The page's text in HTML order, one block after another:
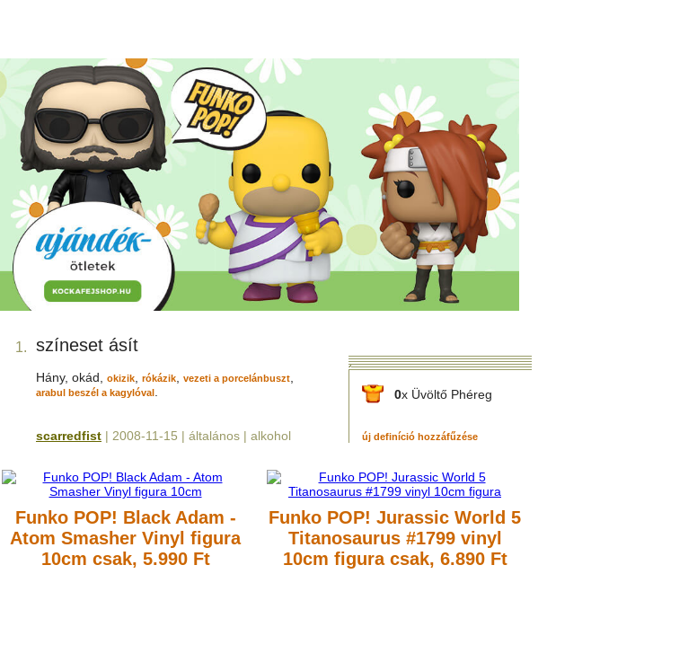
1. színeset ásít
Hány, okád, okizik rókázik vezeti a porcelánbuszt
arabul beszél a kagylóval 0x Üvöltő Phéreg
scarredfist | 2008-11-15 | általános | alkohol új definíció hozzáfűzése
Funko POP! Black Adam -
Atom Smasher Vinyl figura
10cm csak, 5.990 Ft
Funko POP! Jurassic World 5
Titanosaurus #1799 vinyl
10cm figuracsak, 6.890 Ft